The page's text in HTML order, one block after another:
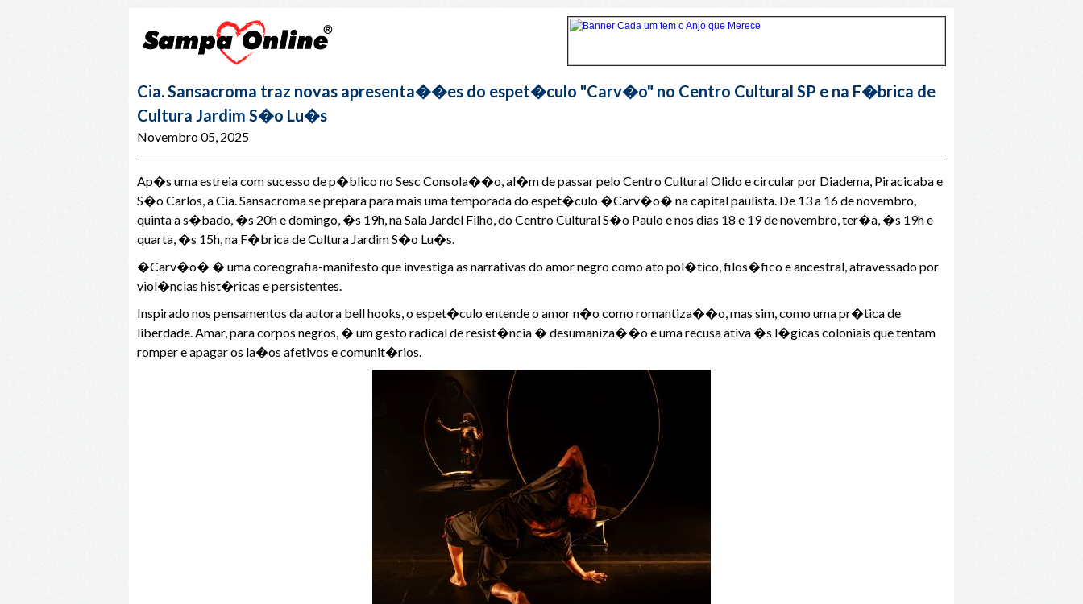
Cia. Sansacroma traz novas apresenta��es do espet�culo "Carv�o" no Centro Cultural SP e na F�brica de
Cultura Jardim S�o Lu�s
Novembro 05, 2025
Ap�s uma estreia com sucesso de p�blico no Sesc Consola��o, al�m de passar pelo Centro Cultural Olido e circular por Diadema, Piracicaba e
S�o Carlos, a Cia. Sansacroma se prepara para mais uma temporada do espet�culo �Carv�o� na capital paulista. De 13 a 16 de novembro,
quinta a s�bado, �s 20h e domingo, �s 19h, na Sala Jardel Filho, do Centro Cultural S�o Paulo e nos dias 18 e 19 de novembro, ter�a, �s 19h e
quarta, �s 15h, na F�brica de Cultura Jardim S�o Lu�s.
�Carv�o� � uma coreografia-manifesto que investiga as narrativas do amor negro como ato pol�tico, filos�fico e ancestral, atravessado por
viol�ncias hist�ricas e persistentes.
Inspirado nos pensamentos da autora bell hooks, o espet�culo entende o amor n�o como romantiza��o, mas sim, como uma pr�tica de
liberdade. Amar, para corpos negros, � um gesto radical de resist�ncia � desumaniza��o e uma recusa ativa �s l�gicas coloniais que tentam
romper e apagar os la�os afetivos e comunit�rios.